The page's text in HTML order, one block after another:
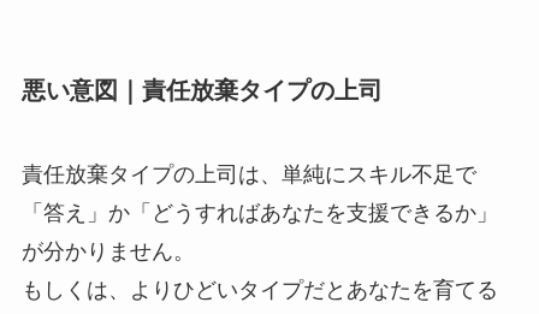
悪い意図｜責任放棄タイプの上司
責任放棄タイプの上司は、単純にスキル不足で
「答え」か「どうすればあなたを支援できるか」
が分かりません。
もしくは、よりひどいタイプだとあなたを育てる